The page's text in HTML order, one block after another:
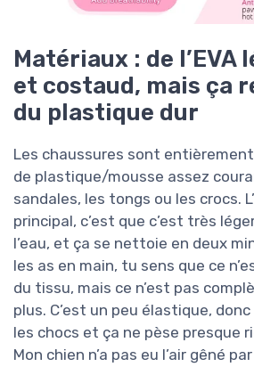
Matériaux : de l’EVA
et costaud, mais ça
du plastique dur
Les chaussures sont
de plastique/mousse assez
sandales, les tongs ou les crocs.
principal, c’est que c’est très
l’eau, et ça se nettoie en deux
les as en main, tu sens que ce
du tissu, mais ce n’est pas
plus. C’est un peu élastique,
les chocs et ça ne pèse presque
Mon chien n’a pas eu l’air gêné